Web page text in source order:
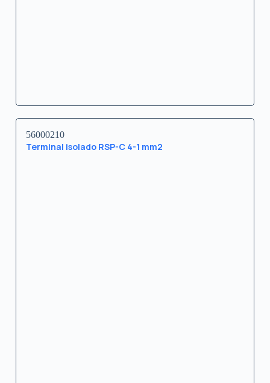
56000210
Terminal isolado RSP-C 4-1 mm2